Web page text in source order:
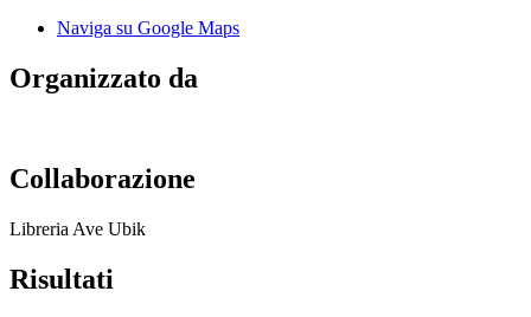
Naviga su Google Maps
Organizzato da
Collaborazione
Libreria Ave Ubik
Risultati